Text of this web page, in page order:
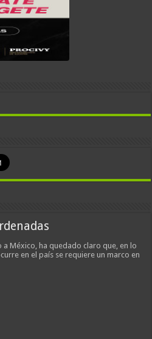
a México, ha quedado claro que, en lo
en el país se requiere un marco en